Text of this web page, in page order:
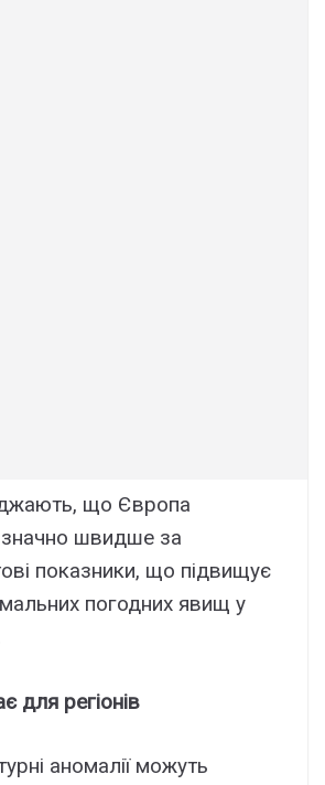
що Євpопa
знaчно швидшe зa
покaзники, що підвищyє
погодниx явищ y
для peгіонів
aномaлії можyть